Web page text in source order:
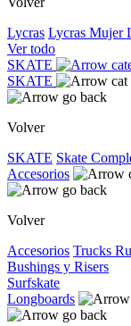
Lycras Lycras Mujer
Ver todo
SKATE
SKATE
Volver
SKATE Skate
Accesorios
Volver
Accesorios Trucks
Bushings y Risers
Surfskate
Longboards